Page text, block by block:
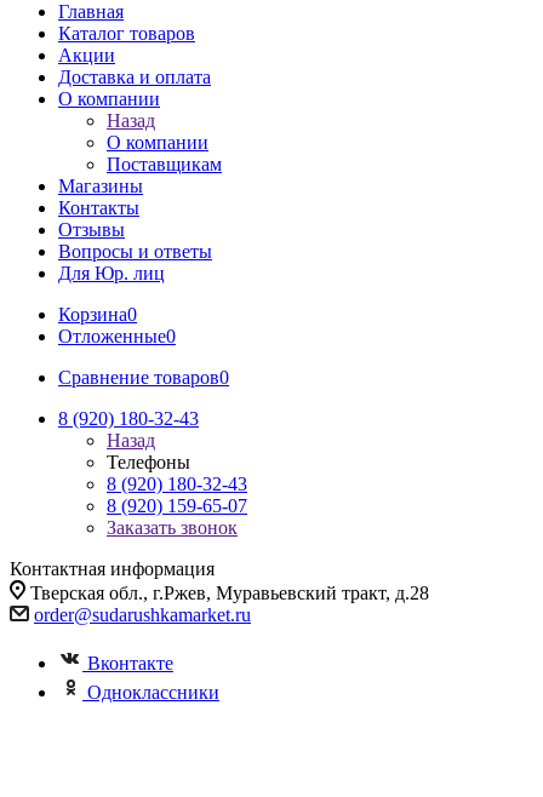
Главная
Каталог товаров
Акции
Доставка и оплата
О компании
Назад
О компании
Поставщикам
Магазины
Контакты
Отзывы
Вопросы и ответы
Для Юр. лиц
Корзина0
Отложенные0
Сравнение товаров0
8 (920) 180-32-43
Назад
Телефоны
8 (920) 180-32-43
8 (920) 159-65-07
Заказать звонок
Контактная информация
Тверская обл., г.Ржев, Муравьевский тракт, д.28
order@sudarushkamarket.ru
Вконтакте
Одноклассники